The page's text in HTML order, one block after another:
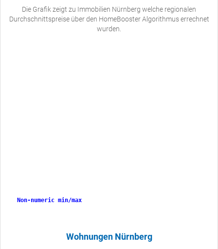
Die Grafik zeigt zu Immobilien Nürnberg welche regionalen
Durchschnittspreise über den HomeBooster Algorithmus errechnet
wurden.
Non-numeric min/max
Non-numeric min/max
Wohnungen Nürnberg